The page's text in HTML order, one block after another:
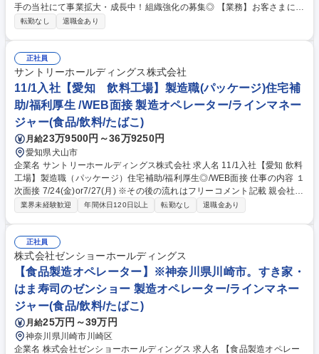
手の当社にて事業拡大・成長中！組織強化の募集◎ 【業務】お客さまに安
全・安心な商品をお届けするために、安全・衛生・品質の向上に向けて以
す。 ■品質管理・調整：温度や数値管理が適正がどうか、また衛生や安全
の視点からもラインを管理します。 ■生産性の改善：日々の生産目標数量
に届いているか等、日々振り返りをし、改善に努めます。 ■従業員の作業
管理：スキルや負担を配慮した配置組みや作業組み換えで効率化、適正化
に取り組みます。 募集職種 【此花】製造管理（冷凍食品担当）業界大手
★『くらしに笑顔を』業界未経験歓迎
転勤なし 退職金あり
正社員
サントリーホールディングス株式会社
11/1入社【愛知 飲料工場】製造職(パッケージ)住宅補
助/福利厚生 /WEB面接 製造オペレーター/ラインマネー
ジャー(食品/飲料/たばこ)
月給23万9500円～36万9250円
愛知県犬山市
企業名 サントリーホールディングス株式会社 求人名 11/1入社【愛知 飲料
工場】製造職（パッケージ）住宅補助/福利厚生◎/WEB面接 仕事の内容 １
次面接 7/24(金)or7/27(月) ※その後の流れはフリーコメント記載 親会社と
同等の充実した福利厚生で働きやすさ◎ サントリーグループの清涼飲料の
のパッケージ製造/包装工程の製造ライン設備の運転管理や現場での切替作
業など）・品質向上、安全性担保、効率化の改善活動や業務標準化の取組
み 【キャリア】将来的に、原動工程（電力・排水等）やエンジニアリング
(生産設備の新規導入･設備対応・保全・技術スタッフ等)など関連部門への
チャレンジも可能 募集職種 11/1入社【愛知 飲料工場】製造職（パッケー
ジ）住宅補助/福利厚生◎/WEB面接
業界未経験歓迎 年間休日120日以上 転勤なし 退職金あり
正社員
株式会社ゼンショーホールディングス
【食品製造オペレーター】※神奈川県川崎市。すき家・
はま寿司のゼンショー 製造オペレーター/ラインマネー
ジャー(食品/飲料/たばこ)
月給25万円～39万円
神奈川県川崎市川崎区
企業名 株式会社ゼンショーホールディングス 求人名 【食品製造オペレー